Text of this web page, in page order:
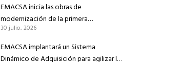
EMACSA inicia las obras de
modernización de la primera
conducción de abastecimiento para
reforzar el suministro de agua de
Córdoba
30 julio, 2026
EMACSA implantará un Sistema
Dinámico de Adquisición para agilizar la